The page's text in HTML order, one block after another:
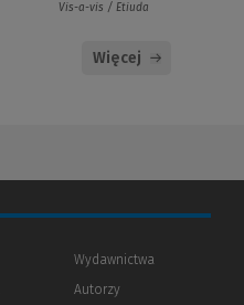
Vis-a-vis / Etiuda
Więcej
Wydawnictwa
Autorzy